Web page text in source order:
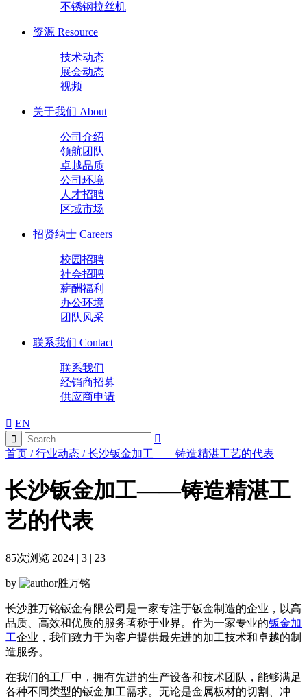
不锈钢拉丝机
资源 Resource
技术动态
展会动态
视频
关于我们 About
公司介绍
领航团队
卓越品质
公司环境
人才招聘
区域市场
招贤纳士 Careers
校园招聘
社会招聘
薪酬福利
办公环境
团队风采
联系我们 Contact
联系我们
经销商招募
供应商申请
EN
首页 /行业动态 /长沙钣金加工——铸造精湛工艺的代表
长沙钣金加工——铸造精湛工
艺的代表
85次浏览 2024 | 3 | 23
by 胜万铭
长沙胜万铭钣金有限公司是一家专注于钣金制造的企业，以高
品质、高效和优质的服务著称于业界。作为一家专业的钣金加
工企业，我们致力于为客户提供最先进的加工技术和卓越的制
造服务。
在我们的工厂中，拥有先进的生产设备和技术团队，能够满足
各种不同类型的钣金加工需求。无论是金属板材的切割、冲